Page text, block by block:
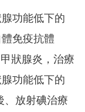
功能低下的
免疫抗體
狀腺炎，治療
功能低下的
、放射碘治療